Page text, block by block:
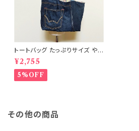
トートバッグ たっぷりサイズ や
わらかタイプ ポケット付 リメイ
クデニム RD-0014
¥2,755
5%OFF
その他の商品